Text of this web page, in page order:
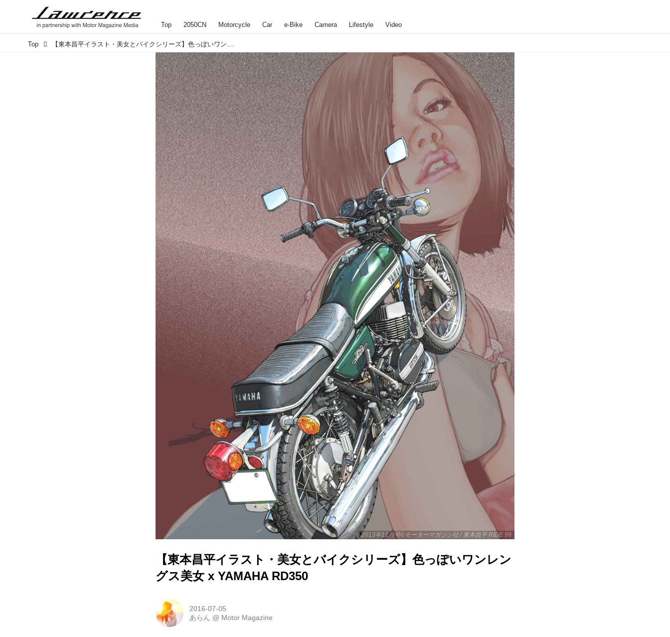
Top 2050CN Motorcycle Car e-Bike Camera Lifestyle Video
Top 【東本昌平イラスト・美女とバイクシリーズ】色っぽいワンレングス美女 x YAMAHA RD350
2013年11月号©モーターマガジン社 / 東本昌平 RIDE 99
【東本昌平イラスト・美女とバイクシリーズ】色っぽいワンレン
グス美女 x YAMAHA RD350
2016-07-05
あらん @ Motor Magazine